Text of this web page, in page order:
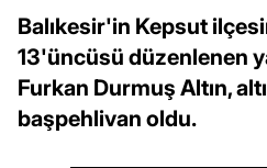
Balıkesir'in Kepsut
13'üncüsü düzenlenen
Furkan Durmuş Altın,
başpehlivan oldu.